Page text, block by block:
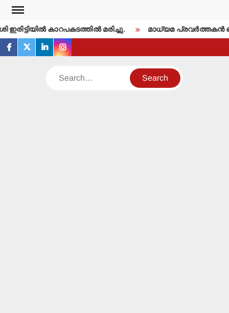
Skip
content
കാറപകടത്തില്‍ മരിച്ചു. മാധ്യമ പ്രവര്‍ത്തകന്‍
facebook
twitterlinkedininstagram
Search